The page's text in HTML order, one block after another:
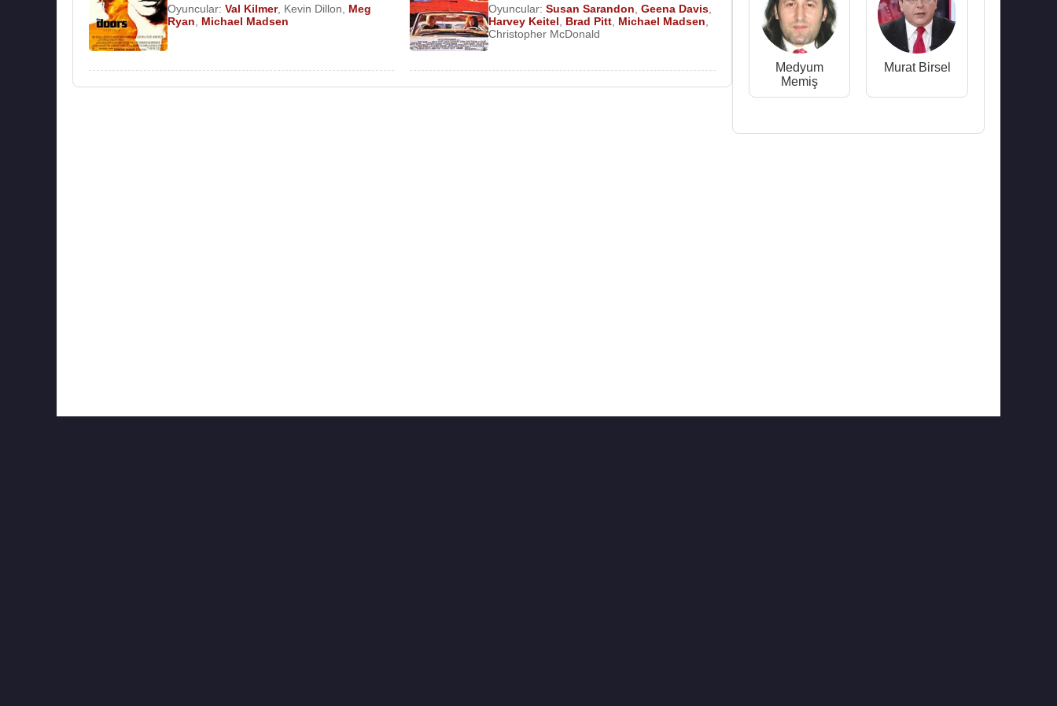
Oyuncular: Val Kilmer, Kevin Dillon, Meg
Ryan, Michael Madsen
Oyuncular:Susan Sarandon,Geena Davis,
Harvey Keitel, Brad Pitt, Michael Madsen,
Christopher McDonald
Medyum
Memiş
Murat Birsel